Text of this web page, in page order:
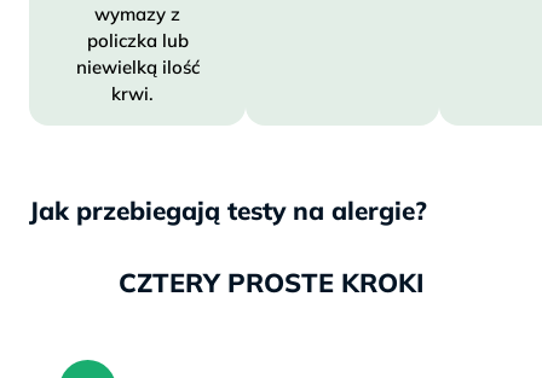
wymazy z
policzka lub
niewielką ilość
krwi.
Jak przebiegają testy na alergie?
CZTERY PROSTE KROKI